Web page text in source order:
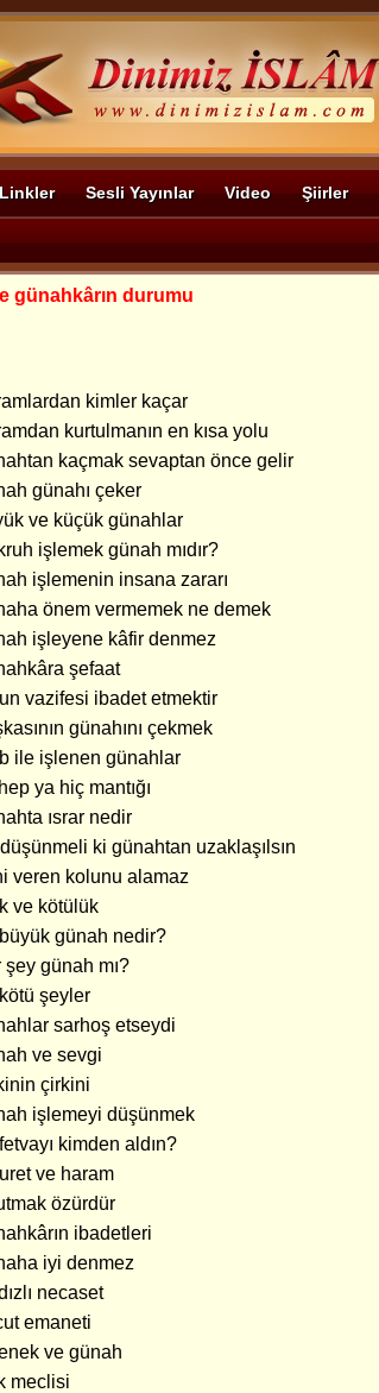
Linkler Sesli Yayınlar Video Şiirler
günahkârın durumu
kimler kaçar
kurtulmanın en kısa yolu
kaçmak sevaptan önce gelir
günahı çeker
ve küçük günahlar
işlemek günah mıdır?
işlemenin insana zararı
önem vermemek ne demek
işleyene kâfir denmez
şefaat
vazifesi ibadet etmektir
günahını çekmek
ile işlenen günahlar
ya hiç mantığı
ısrar nedir
ki günahtan uzaklaşılsın
veren kolunu alamaz
ve kötülük
günah nedir?
şey günah mı?
şeyler
sarhoş etseydi
ve sevgi
çirkini
işlemeyi düşünmek
kimden aldın?
ve haram
özürdür
ibadetleri
iyi denmez
necaset
emaneti
ve günah
meclisi